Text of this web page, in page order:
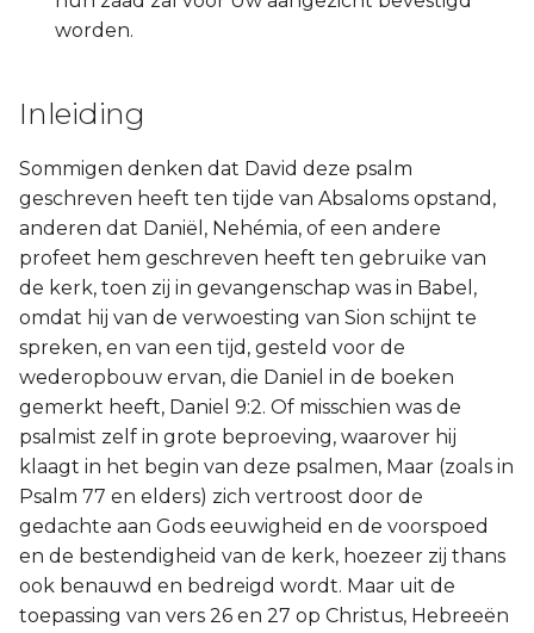
worden.
Inleiding
Sommigen denken dat David deze psalm
geschreven heeft ten tijde van Absaloms opstand,
anderen dat Daniël, Nehémia, of een andere
profeet hem geschreven heeft ten gebruike van
de kerk, toen zij in gevangenschap was in Babel,
omdat hij van de verwoesting van Sion schijnt te
spreken, en van een tijd, gesteld voor de
wederopbouw ervan, die Daniel in de boeken
gemerkt heeft, Daniel 9:2. Of misschien was de
psalmist zelf in grote beproeving, waarover hij
klaagt in het begin van deze psalmen, Maar (zoals in
Psalm 77 en elders) zich vertroost door de
gedachte aan Gods eeuwigheid en de voorspoed
en de bestendigheid van de kerk, hoezeer zij thans
ook benauwd en bedreigd wordt. Maar uit de
toepassing van vers 26 en 27 op Christus, Hebreeën